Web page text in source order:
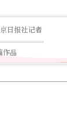
日报社记者
品